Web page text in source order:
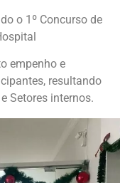
o 1º Concurso de
empenho e
resultando
Setores internos.